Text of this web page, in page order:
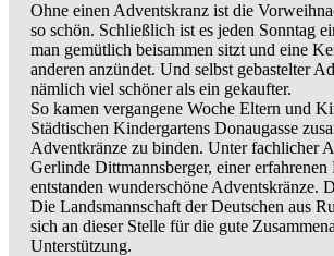
Ohne einen Adventskranz ist die
so schön. Schließlich ist es jeden Sonntag
man gemütlich beisammen sitzt und eine
anderen anzündet. Und selbst gebastelter
nämlich viel schöner als ein gekaufter.
So kamen vergangene Woche Eltern und
Städtischen Kindergartens Donaugasse
Adventkränze zu binden. Unter fachlicher
Gerlinde Dittmannsberger, einer erfahrenen
entstanden wunderschöne Adventskränze.
Die Landsmannschaft der Deutschen aus
sich an dieser Stelle für die gute
Unterstützung.